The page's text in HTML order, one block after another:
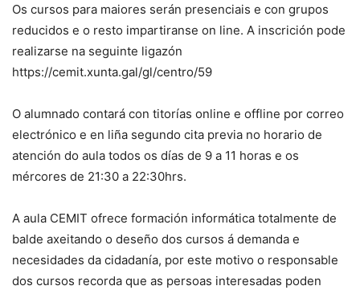
Os cursos para maiores serán presenciais e con grupos
reducidos e o resto impartiranse on line. A inscrición pode
realizarse na seguinte ligazón
https://cemit.xunta.gal/gl/centro/59
O alumnado contará con titorías online e offline por correo
electrónico e en liña segundo cita previa no horario de
atención do aula todos os días de 9 a 11 horas e os
mércores de 21:30 a 22:30hrs.
A aula CEMIT ofrece formación informática totalmente de
balde axeitando o deseño dos cursos á demanda e
necesidades da cidadanía, por este motivo o responsable
dos cursos recorda que as persoas interesadas poden